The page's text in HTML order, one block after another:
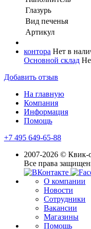
Глазурь
Вид печенья
Артикул
контора Нет в
Основной склад
Добавить отзыв
На главную
Компания
Информация
Помощь
+7 495 649-65-88
2007-2026 © Квик-
Все права
О компании
Новости
Сотрудники
Вакансии
Магазины
Помощь